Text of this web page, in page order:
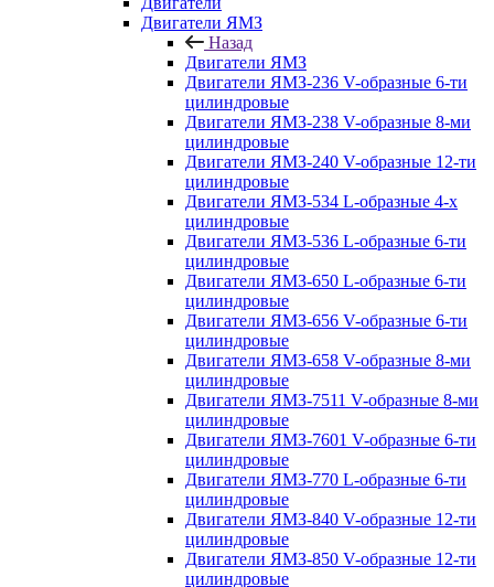
Двигатели ЯМЗ
Назад
Двигатели ЯМЗ
Двигатели ЯМЗ-236 V-образные 6-ти
цилиндровые
Двигатели ЯМЗ-238 V-образные 8-ми
цилиндровые
Двигатели ЯМЗ-240 V-образные 12-ти
цилиндровые
Двигатели ЯМЗ-534 L-образные 4-х
цилиндровые
Двигатели ЯМЗ-536 L-образные 6-ти
цилиндровые
Двигатели ЯМЗ-650 L-образные 6-ти
цилиндровые
Двигатели ЯМЗ-656 V-образные 6-ти
цилиндровые
Двигатели ЯМЗ-658 V-образные 8-ми
цилиндровые
Двигатели ЯМЗ-7511 V-образные 8-ми
цилиндровые
Двигатели ЯМЗ-7601 V-образные 6-ти
цилиндровые
Двигатели ЯМЗ-770 L-образные 6-ти
цилиндровые
Двигатели ЯМЗ-840 V-образные 12-ти
цилиндровые
Двигатели ЯМЗ-850 V-образные 12-ти
цилиндровые